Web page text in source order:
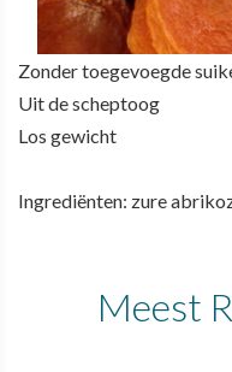
Zonder toegevoegde
Uit de scheptoog
Los gewicht
Ingrediënten: zure
Meest